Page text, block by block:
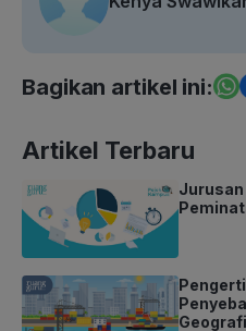
Bagikan artikel ini:
Artikel Terbaru
Jurusan